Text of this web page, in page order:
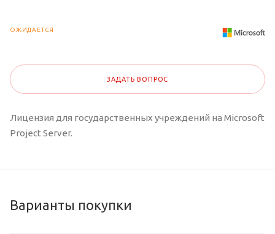
ОЖИДАЕТСЯ
ЗАДАТЬ ВОПРОС
Лицензия для государственных учреждений на Microsoft
Project Server.
Варианты покупки